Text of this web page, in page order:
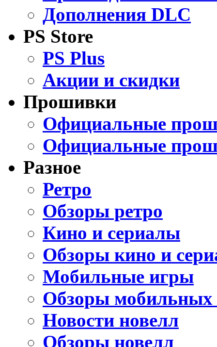
Дополнения DLC
PS Store
PS Plus
Акции и скидки
Прошивки
Официальные
Официальные
Разное
Ретро
Обзоры ретро
Кино и сериалы
Обзоры кино и
Мобильные игры
Обзоры мобильных
Новости новелл
Обзоры новелл